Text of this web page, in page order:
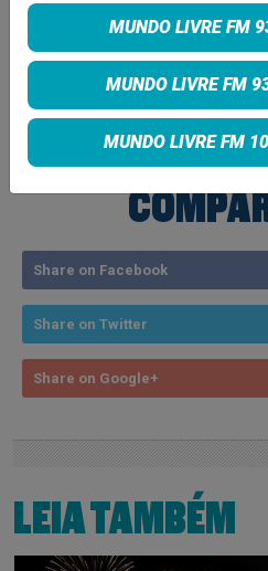
Share on Facebook
Share on Twitter
Share on Google+
LEIA TAMBÉM
MUNDO LIVRE FM
MUNDO LIVRE FM
MUNDO LIVRE FM